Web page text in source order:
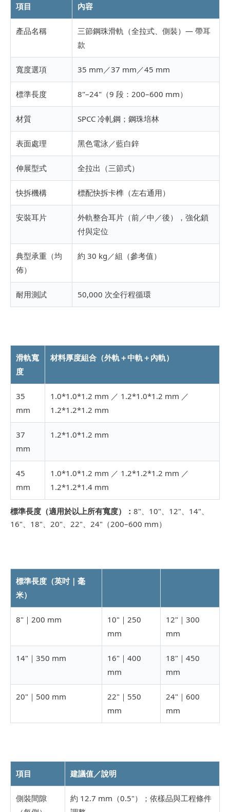
項目 內容
產品名稱
三節鋼珠滑軌（全拉式、側裝）— 帶耳
款
寬度選項 35 mm／37 mm／45 mm
標準長度 8"–24"（9 段：200–600 mm）
材質 SPCC 冷軋鋼；鋼珠培林
表面處理 黑色電泳／藍白鋅
伸展型式 全拉出（三節式）
快拆機構 標配快拆卡榫（左右通用）
安裝耳片
外軌整合耳片（前／中／後），強化鎖
付與定位
典型承重（均
佈）
約 30 kg／組（參考值）
耐用測試 50,000 次全行程循環
滑軌寬
度
材料厚度組合（外軌＋中軌＋內軌）
35
mm
1.0*1.0*1.2 mm ／ 1.2*1.0*1.2 mm ／
1.2*1.2*1.2 mm
37
mm
1.2*1.0*1.2 mm
45
mm
1.0*1.0*1.2 mm ／ 1.2*1.2*1.2 mm ／
1.2*1.2*1.4 mm
標準長度（適用於以上所有寬度）： 8"、10"、12"、14"、
16"、18"、20"、22"、24"（200–600 mm）
標準長度（英吋｜毫
米）
8"｜200 mm
10"｜250
mm
12"｜300
mm
14"｜350 mm
16"｜400
mm
18"｜450
mm
20"｜500 mm
22"｜550
mm
24"｜600
mm
項目 建議值／說明
側裝間隙
約 12.7 mm（0.5"）；依樣品與工程條件